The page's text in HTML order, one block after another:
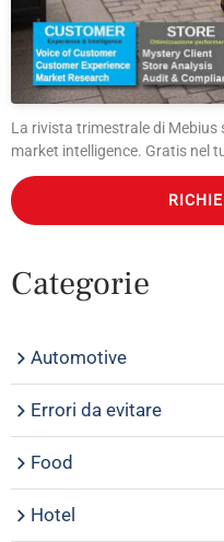
La rivista trimestrale di Mebius
market intelligence. Gratis nel
Categorie
Automotive
Errori da evitare
Food
Hotel